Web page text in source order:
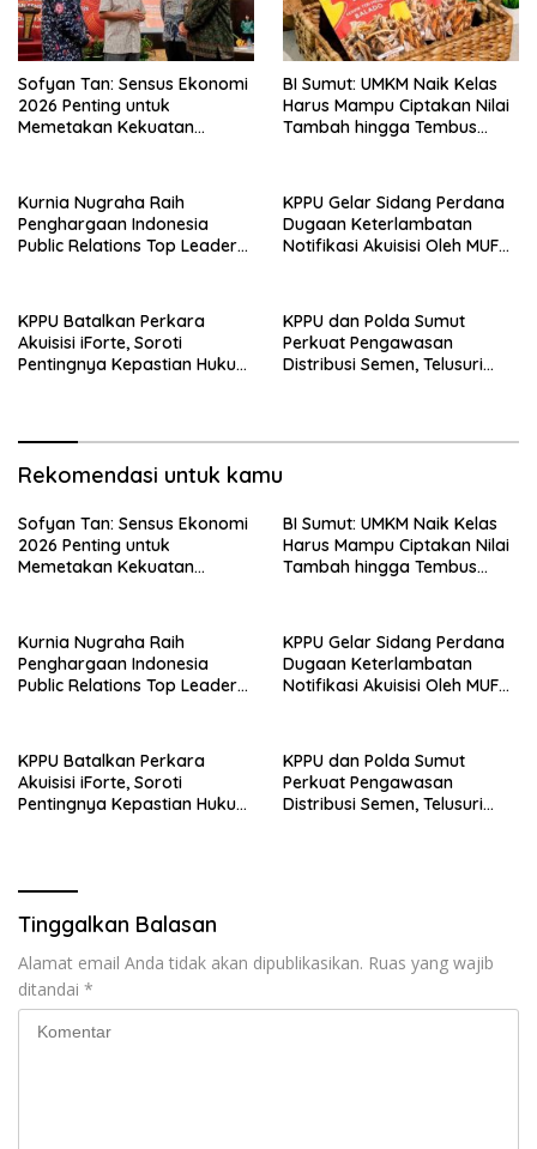
Sofyan Tan: Sensus Ekonomi
2026 Penting untuk
Memetakan Kekuatan
BI Sumut: UMKM Naik Kelas
Harus Mampu Ciptakan Nilai
Tambah hingga Tembus
Kurnia Nugraha Raih
Penghargaan Indonesia
Public Relations Top Leader
KPPU Gelar Sidang Perdana
Dugaan Keterlambatan
Notifikasi Akuisisi Oleh MUFG
KPPU Batalkan Perkara
Akuisisi iForte, Soroti
Pentingnya Kepastian Hukum
KPPU dan Polda Sumut
Perkuat Pengawasan
Distribusi Semen, Telusuri
Rekomendasi untuk kamu
Sofyan Tan: Sensus Ekonomi
2026 Penting untuk
Memetakan Kekuatan
BI Sumut: UMKM Naik Kelas
Harus Mampu Ciptakan Nilai
Tambah hingga Tembus
Kurnia Nugraha Raih
Penghargaan Indonesia
Public Relations Top Leader
KPPU Gelar Sidang Perdana
Dugaan Keterlambatan
Notifikasi Akuisisi Oleh MUFG
KPPU Batalkan Perkara
Akuisisi iForte, Soroti
Pentingnya Kepastian Hukum
KPPU dan Polda Sumut
Perkuat Pengawasan
Distribusi Semen, Telusuri
Tinggalkan Balasan
Alamat email Anda tidak akan dipublikasikan. Ruas yang wajib
ditandai *